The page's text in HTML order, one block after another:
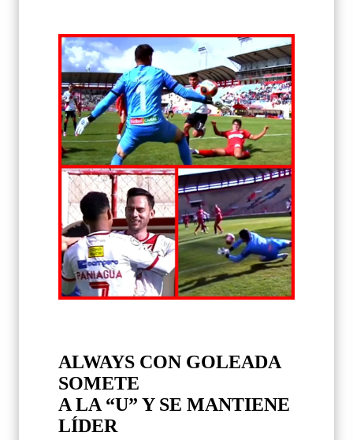
ALWAYS CON GOLEADA
SOMETE
A LA “U” Y SE MANTIENE
LÍDER